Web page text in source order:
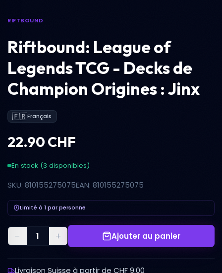
RIFTBOUND
Riftbound: League of
Legends TCG - Decks de
Champion Origines : Jinx
🇫🇷Français
22.90 CHF
En stock (3 disponibles)
SKU: 810155275075EAN: 810155275075
Limité à 1 par personne
Ajouter au panier
Livraison Suisse à partir de CHF 9.00